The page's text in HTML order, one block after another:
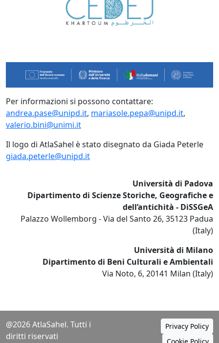
Per informazioni si possono contattare:
andrea.pase@unipd.it, mariasole.pepa@unipd.it,
valerio.bini@unimi.it
Il logo di AtlaSahel è stato disegnato da Giada Peterle
giada.peterle@unipd.it
Università di Padova
Dipartimento di Scienze Storiche, Geografiche e
dell’antichità - DiSSGeA
Palazzo Wollemborg - Via del Santo 26, 35123 Padua
(Italy)
Università di Milano
Dipartimento di Beni Culturali e Ambientali
Via Noto, 6, 20141 Milan (Italy)
@2026 AtlaSahel. Tutti i
diritti riservati
Privacy Policy